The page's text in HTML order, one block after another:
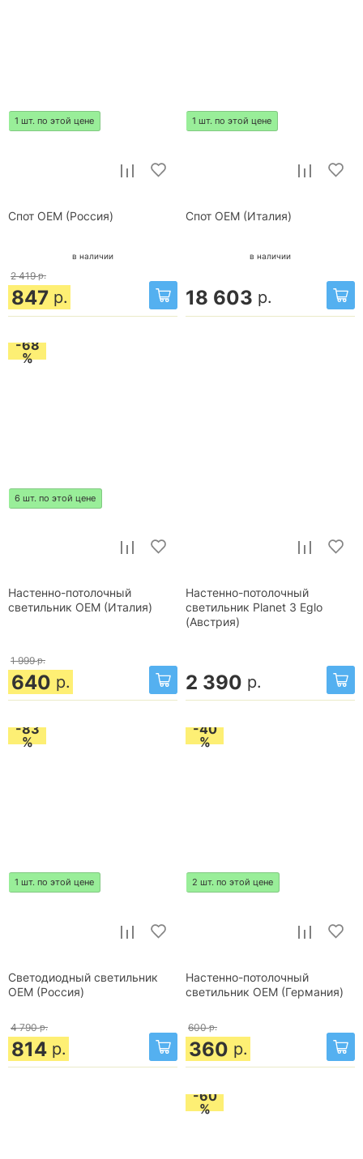
1 шт. по этой цене
Спот OEM (Россия)
в наличии
2 419 р.
847 р.
1 шт. по этой цене
Спот OEM (Италия)
в наличии
18 603 р.
-68
%
6 шт. по этой цене
Настенно-потолочный
светильник OEM (Италия)
1 999 р.
640 р.
Настенно-потолочный
светильник Planet 3 Eglo
(Австрия)
2 390 р.
-83
%
1 шт. по этой цене
Светодиодный светильник
OEM (Россия)
4 790 р.
814 р.
-40
%
2 шт. по этой цене
Настенно-потолочный
светильник OEM (Германия)
600 р.
360 р.
-60
%